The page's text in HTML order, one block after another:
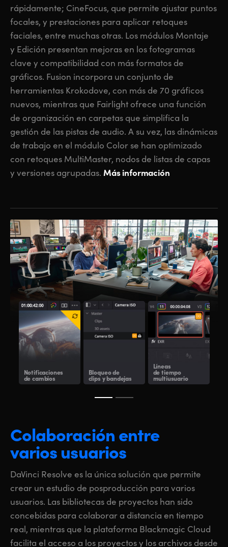
rápidamente; CineFocus, que permite ajustar puntos
focales, y prestaciones para aplicar retoques
faciales, entre muchas otras. Los módulos Montaje
y Edición presentan mejoras en los fotogramas
clave y compatibilidad con más formatos de
gráficos. Fusion incorpora un conjunto de
herramientas Krokodove, con más de 70 gráficos
nuevos, mientras que Fairlight ofrece una función
de organización en carpetas que simplifica la
gestión de las pistas de audio. A su vez, las dinámicas
de trabajo en el módulo Color se han optimizado
con retoques MultiMaster, nodos de listas de capas
y versiones agrupadas. Más información
Notificaciones
de cambios
Bloqueo de
clips y bandejas
Líneas
de tiempo
multiusuario
Colaboración entre
varios usuarios
DaVinci Resolve es la única solución que permite
crear un estudio de posproducción para varios
usuarios. Las bibliotecas de proyectos han sido
concebidas para colaborar a distancia en tiempo
real, mientras que la plataforma Blackmagic Cloud
facilita el acceso a los proyectos y los archivos desde